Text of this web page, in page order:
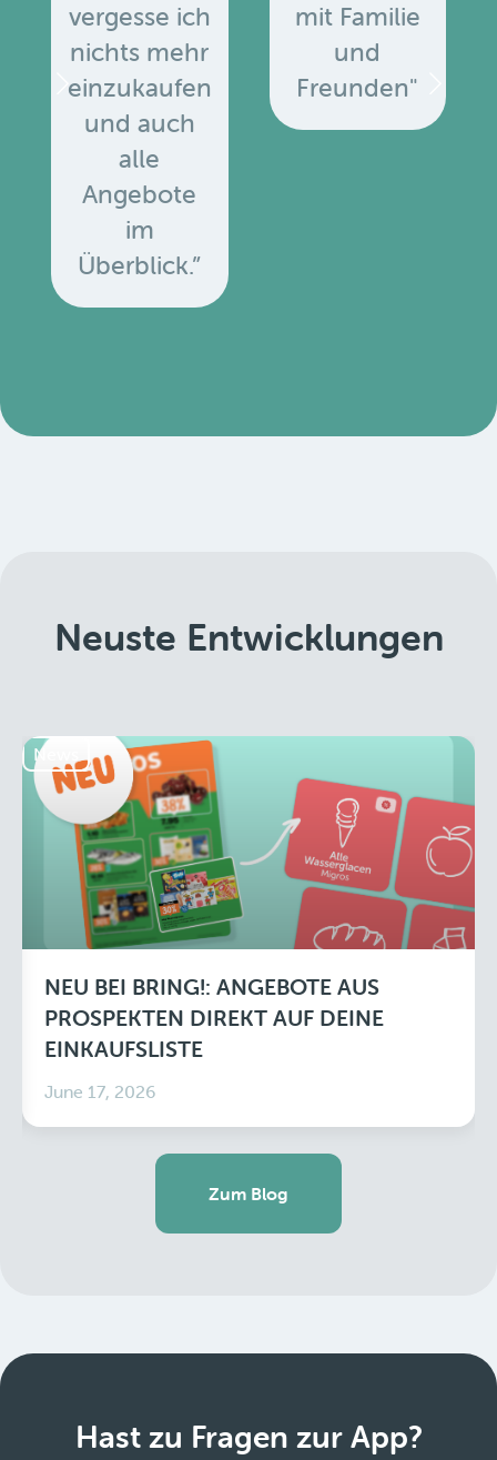
vergesse ich
nichts mehr
einzukaufen
und auch
alle
Angebote
im
Überblick.”
mit Familie
und
Freunden"
Neuste Entwicklungen
News
NEU BEI BRING!: ANGEBOTE AUS
PROSPEKTEN DIREKT AUF DEINE
EINKAUFSLISTE
June 17, 2026
Zum Blog
Hast zu Fragen zur App?